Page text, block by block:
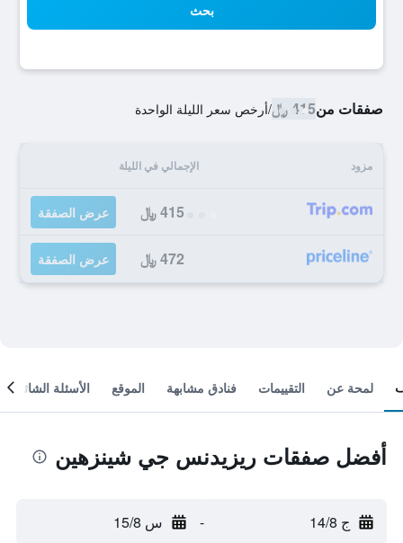
بحث
صفقات من415 ﷼ /أرخص سعر الليلة الواحدة
مزود الإجمالي في الليلة
415 ﷼ عرض الصفقة
472 ﷼ عرض الصفقة
لمحة عن التقييمات فنادق مشابهة الموقع الأسئلة الشائعة
أفضل صفقات ريزيدنس جي شينزهين
ج 14/8 - س 15/8